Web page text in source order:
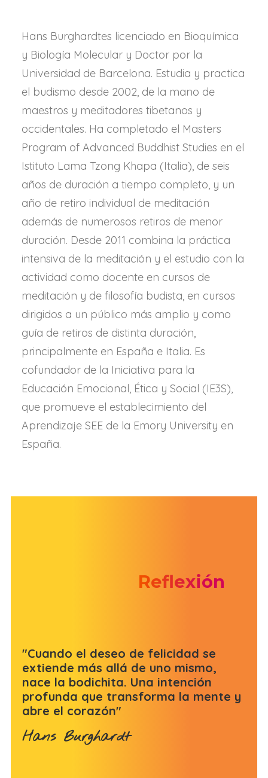
Hans Burghardtes licenciado en Bioquímica
y Biología Molecular y Doctor por la
Universidad de Barcelona. Estudia y practica
el budismo desde 2002, de la mano de
maestros y meditadores tibetanos y
occidentales. Ha completado el Masters
Program of Advanced Buddhist Studies en el
Istituto Lama Tzong Khapa (Italia), de seis
años de duración a tiempo completo, y un
año de retiro individual de meditación
además de numerosos retiros de menor
duración. Desde 2011 combina la práctica
intensiva de la meditación y el estudio con la
actividad como docente en cursos de
meditación y de filosofía budista, en cursos
dirigidos a un público más amplio y como
guía de retiros de distinta duración,
principalmente en España e Italia. Es
cofundador de la Iniciativa para la
Educación Emocional, Ética y Social (IE3S),
que promueve el establecimiento del
Aprendizaje SEE de la Emory University en
España.
Reflexión
"Cuando el deseo de felicidad se
extiende más allá de uno mismo,
nace la bodichita. Una intención
profunda que transforma la mente y
abre el corazón"
Hans Burghardt